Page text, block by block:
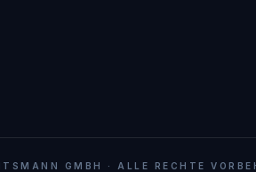
GMBH · ALLE RECHTE